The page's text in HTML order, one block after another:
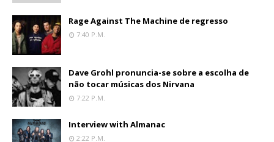
Rage Against The Machine de regresso
7:40 P.m.
Dave Grohl pronuncia-se sobre a escolha de
não tocar músicas dos Nirvana
7:22 P.m.
Interview with Almanac
2:22 P.m.